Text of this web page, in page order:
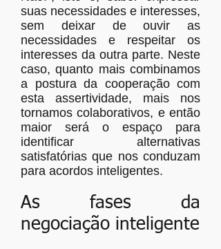
suas necessidades e interesses,
sem deixar de ouvir as
necessidades e respeitar os
interesses da outra parte. Neste
caso, quanto mais combinamos
a postura da cooperação com
esta assertividade, mais nos
tornamos colaborativos, e então
maior será o espaço para
identificar alternativas
satisfatórias que nos conduzam
para acordos inteligentes.
As fases da
negociação inteligente